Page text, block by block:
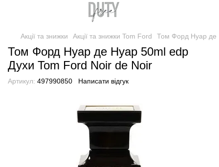
Акції та знижки Акції та знижки Tom Ford Том Форд Нуар де
Том Форд Нуар де Нуар 50ml edp
Духи Tom Ford Noir de Noir
Артикул: 497990850 Написати відгук